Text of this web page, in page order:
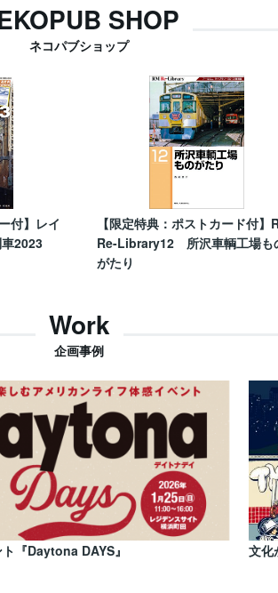
SHOP
ネコパブショップ
付】レイ
2023
【限定特典：ポストカード付】
Re-Library12 所沢車輌工場も
がたり
Work
企画事例
『Daytona DAYS』 文化